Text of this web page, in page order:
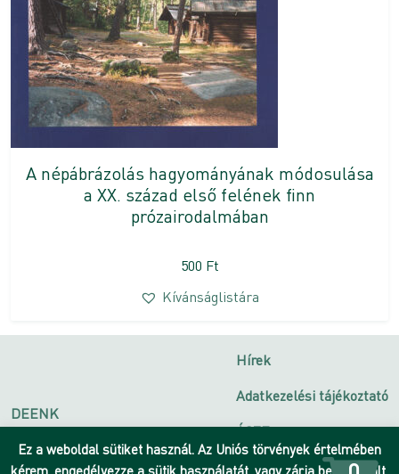
A népábrázolás hagyományának módosulása
a XX. század első felének finn
prózairodalmában
500 Ft
Kívánságlistára
DEENK
Debreceni Egyetem
Hírek
Adatkezelési tájékoztató
ÁSZF
Impresszum
Ez a weboldal sütiket használ. Az Uniós törvények értelmében
kérem, engedélyezze a sütik használatát, vagy zárja be az oldalt.